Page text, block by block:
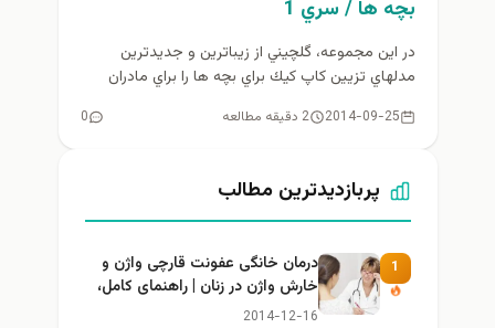
بچه ها / سري 1
در اين مجموعه، گلچيني از زيباترين و جديدترين
مدلهاي تزيين كاپ كيك براي بچه ها را براي مادران
2014-09-25 2 دقیقه مطالعه 0
پربازدیدترین مطالب
1
درمان خانگی عفونت قارچی واژن و
خارش واژن در زنان | راهنمای کامل،
ایمن و کاربردی
2014-12-16